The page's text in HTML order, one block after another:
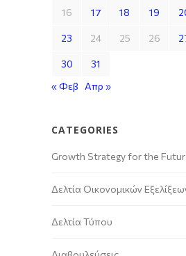
16 17 18 19
23 24 25 26
30
31
« Φεβ
Απρ »
CATEGORIES
Growth Strategy for the
Δελτία Οικονομικών
Δελτία Τύπου